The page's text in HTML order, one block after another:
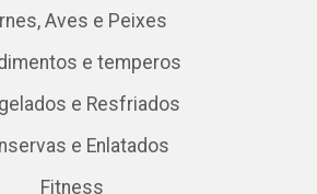
Aves e Peixes
e temperos
e Resfriados
e Enlatados
Fitness